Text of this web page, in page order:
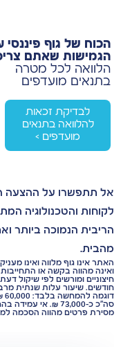
הכוח של גוף פיננסי
הגמישות שאתם
הלוואה לכל מטרה
בתנאים מועדפים
לבדיקת זכאות
להלוואה בתנאים
מועדפים >
לקוחות והטכנולוגיה
הריבית הנמוכה ביותר
מהבית.
האתר אינו גוף מלווה ואינו
ואינה מהווה בקשה או התחייבות
סה״כ כ-73,000 ₪. אי
מסירת פרטים מהווה הסכמה
×